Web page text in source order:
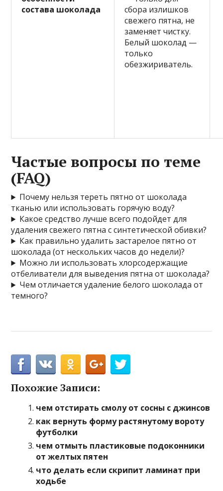
состава шоколада
сбора излишков
свежего пятна, не
заменяет чистку.
Белый шоколад —
только
обезжириватель.
Частые вопросы по теме
(FAQ)
Почему нельзя тереть пятно от шоколада
тканью или использовать горячую воду?
Какое средство лучше всего подойдет для
удаления свежего пятна с синтетической обивки?
Как правильно удалить застарелое пятно от
шоколада (от нескольких часов до недели)?
Можно ли использовать хлорсодержащие
отбеливатели для выведения пятна от шоколада?
Чем отличается удаление белого шоколада от
темного?
Похожие Записи:
чем отстирать смолу от сосны с джинсов
как вернуть форму растянутому вороту
футболки
чем отмыть пластиковые подоконники
от желтых пятен
что делать если скрипит ламинат при
ходьбе